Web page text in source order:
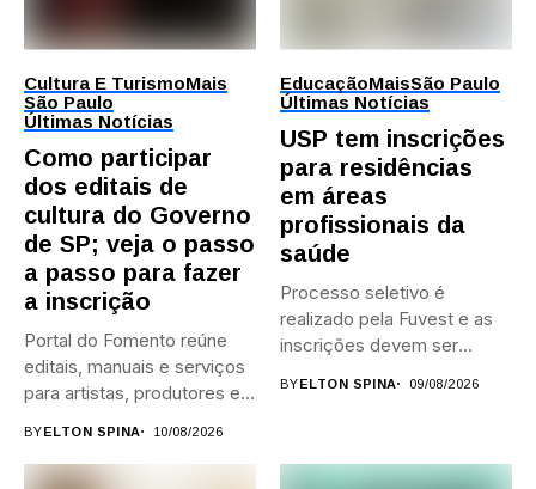
Cultura E TurismoMais
São Paulo
Últimas Notícias
Como participar
dos editais de
cultura do Governo
de SP; veja o passo
a passo para fazer
a inscrição
Portal do Fomento reúne
editais, manuais e serviços
para artistas, produtores e...
BYELTON SPINA 10/08/2026
EducaçãoMaisSão Paulo
Últimas Notícias
USP tem inscrições
para residências
em áreas
profissionais da
saúde
Processo seletivo é
realizado pela Fuvest e as
inscrições devem ser
BYELTON SPINA 09/08/2026